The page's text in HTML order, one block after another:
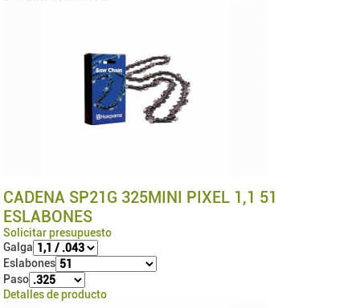
CADENA SP21G 325MINI PIXEL 1,1 51
ESLABONES
Solicitar presupuesto
Galga
Eslabones
Paso
Detalles de producto